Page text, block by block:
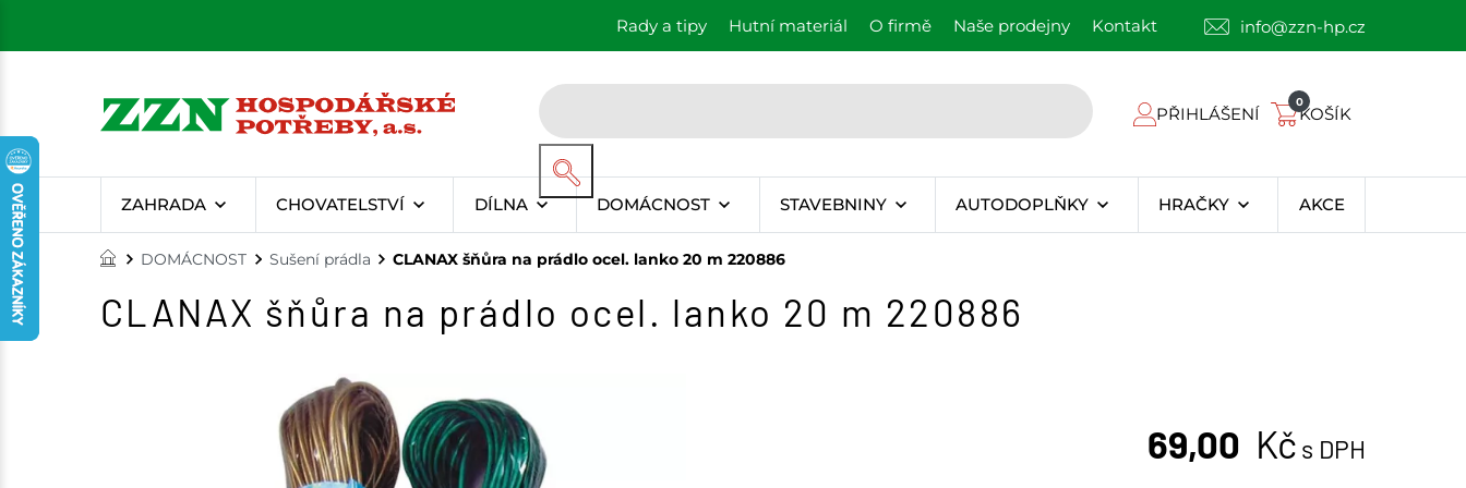
Rady a tipy Hutní materiál O firmě Naše prodejny Kontakt info@zzn-hp.cz
PŘIHLÁŠENÍ
0
KOŠÍK
ZAHRADA CHOVATELSTVÍ DÍLNA DOMÁCNOST STAVEBNINY AUTODOPLŇKY HRAČKY AKCE
DOMÁCNOST Sušení prádla CLANAX šňůra na prádlo ocel. lanko 20 m 220886
CLANAX šňůra na prádlo ocel. lanko 20 m 220886
69,00 Kč s DPH